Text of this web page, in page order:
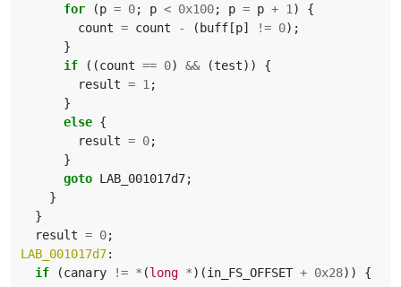
for
(p = 0; p < 0x100; p = p + 1 )
{
count = count - ( buff [p] != 0);
}
if
((count == 0) && (test))
{
result = 1 ;
}
else {
result = 0;
}
goto LAB_001017d7;
}
}
result = 0;
LAB_001017d7:
if
(canary != * (long *)(in_FS_OFFSET + 0x28)) {